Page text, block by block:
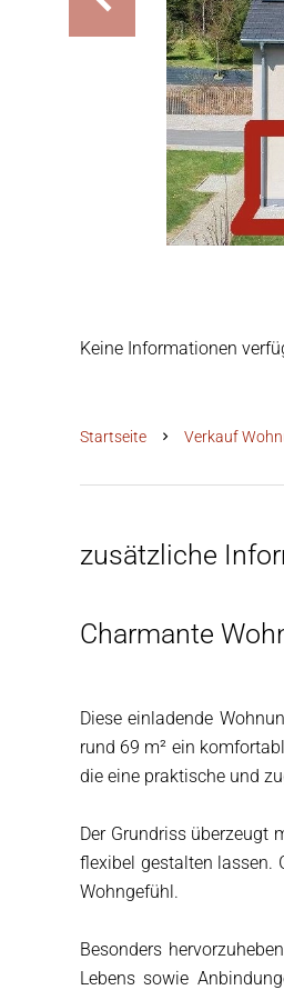
Keine Informationen
Startseite Verkauf
zusätzliche
Charmante
Diese einladende
rund 69 m² ein
die eine praktische und
Der Grundriss überzeugt
flexibel gestalten lassen.
Wohngefühl.
Besonders
Lebens sowie